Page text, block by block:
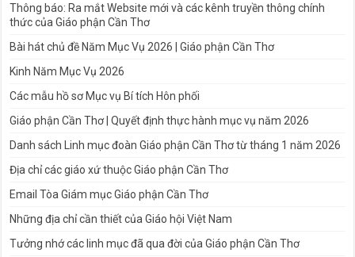
Thông báo: Ra mắt Website mới và các kênh truyền thông chính
thức của Giáo phận Cần Thơ
Bài hát chủ đề Năm Mục Vụ 2026 | Giáo phận Cần Thơ
Kinh Năm Mục Vụ 2026
Các mẫu hồ sơ Mục vụ Bí tích Hôn phối
Giáo phận Cần Thơ | Quyết định thực hành mục vụ năm 2026
Danh sách Linh mục đoàn Giáo phận Cần Thơ từ tháng 1 năm 2026
Địa chỉ các giáo xứ thuộc Giáo phận Cần Thơ
Email Tòa Giám mục Giáo phận Cần Thơ
Những địa chỉ cần thiết của Giáo hội Việt Nam
Tưởng nhớ các linh mục đã qua đời của Giáo phận Cần Thơ